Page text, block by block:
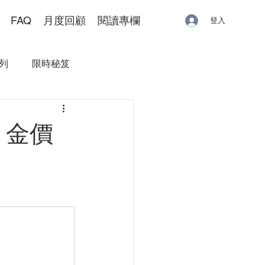
FAQ 月度回顧 閱讀專欄 登入
限時秘笈
價